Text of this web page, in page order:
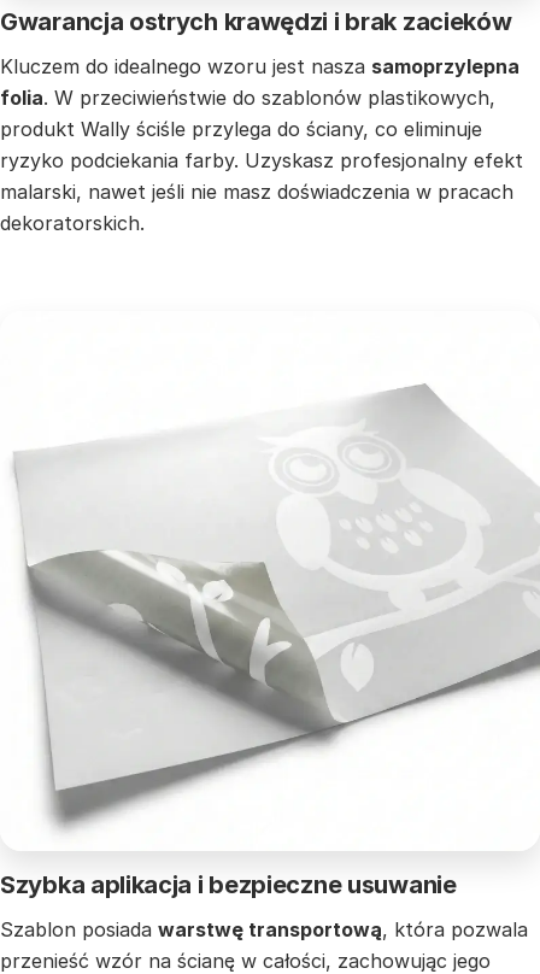
Gwarancja ostrych krawędzi i brak zacieków
Kluczem do idealnego wzoru jest nasza samoprzylepna
folia. W przeciwieństwie do szablonów plastikowych,
produkt Wally ściśle przylega do ściany, co eliminuje
ryzyko podciekania farby. Uzyskasz profesjonalny efekt
malarski, nawet jeśli nie masz doświadczenia w pracach
dekoratorskich.
Szybka aplikacja i bezpieczne usuwanie
Szablon posiada warstwę transportową, która pozwala
przenieść wzór na ścianę w całości, zachowując jego